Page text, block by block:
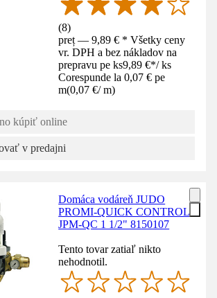
(8)
preț — 9,89 € * Všetky ceny
vr. DPH a bez nákladov na
prepravu pe ks9,89 €*/ ks
Corespunde la 0,07 € pe
m(0,07 €/ m)
kúpiť online
v predajni
Domáca vodáreň JUDO
PROMI-QUICK CONTROL
JPM-QC 1 1/2" 8150107
Tento tovar zatiaľ nikto
nehodnotil.